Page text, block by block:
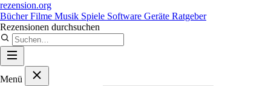
rezension.org
BücherFilme Musik Spiele Software Geräte Ratgeber
Rezensionen durchsuchen
Menü